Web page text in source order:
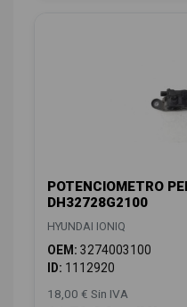
POTENCIOMETRO
DH32728G2100
HYUNDAI IONIQ
OEM: 3274003100
ID: 1112920
18,00 € Sin IVA